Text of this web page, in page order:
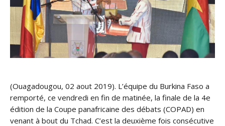
(Ouagadougou, 02 aout 2019). L’équipe du Burkina Faso a
remporté, ce vendredi en fin de matinée, la finale de la 4e
édition de la Coupe panafricaine des débats (COPAD) en
venant à bout du Tchad. C’est la deuxième fois consécutive